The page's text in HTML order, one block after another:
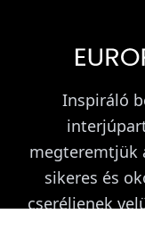
Inspiráló
megteremtjük
sikeres és
cseréljenek